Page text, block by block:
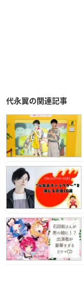
代永翼の関連記事